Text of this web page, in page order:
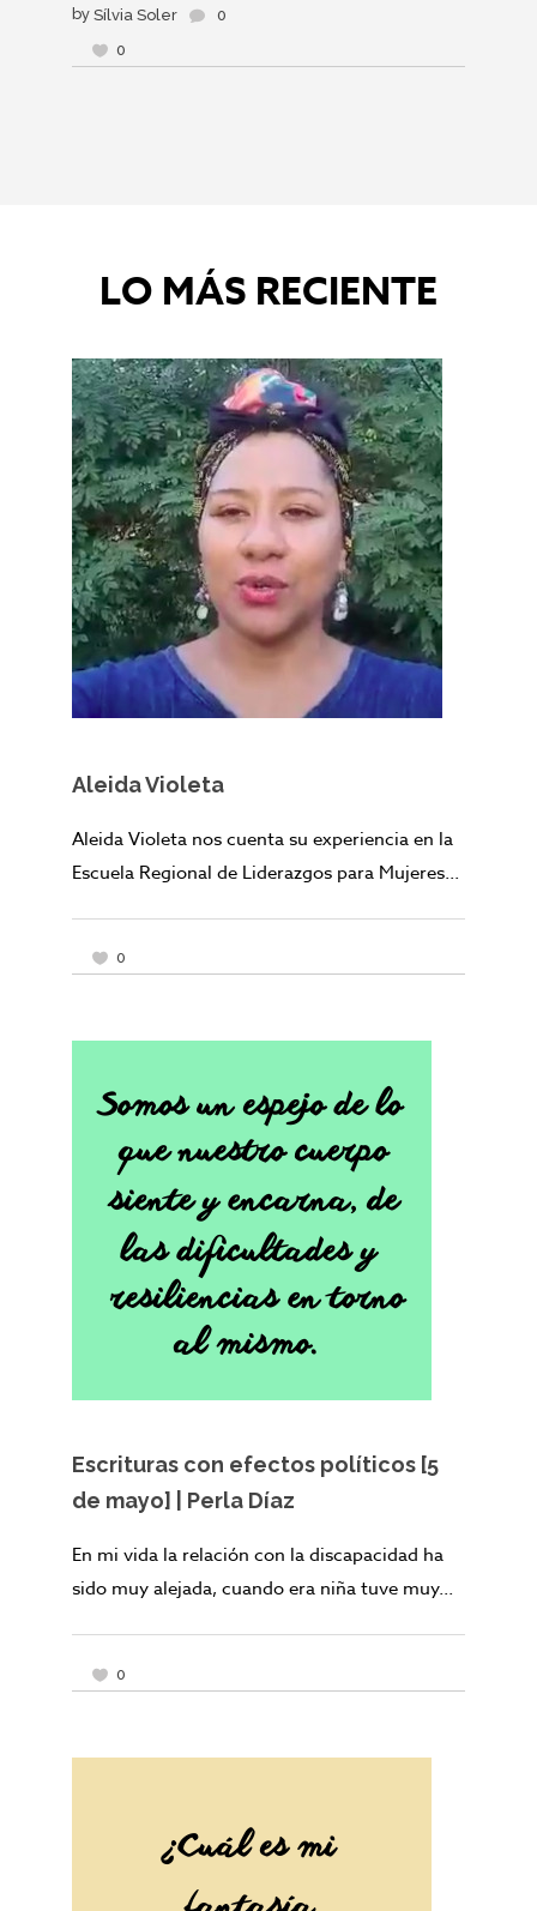
by Sílvia Soler
0
0
LO MÁS RECIENTE
Aleida Violeta
Aleida Violeta nos cuenta su experiencia en la
Escuela Regional de Liderazgos para Mujeres...
0
Escrituras con efectos políticos [5
de mayo] | Perla Díaz
En mi vida la relación con la discapacidad ha
sido muy alejada, cuando era niña tuve muy...
0